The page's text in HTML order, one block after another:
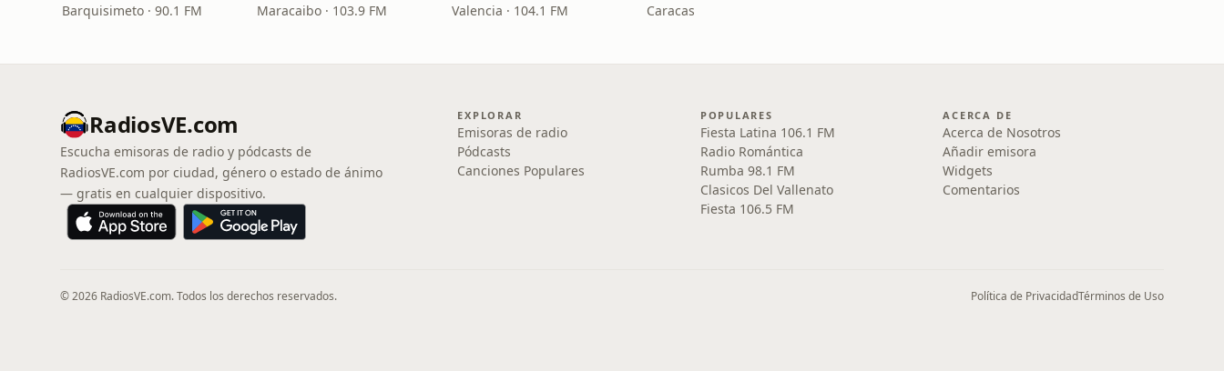
Barquisimeto · 90.1 FM Maracaibo · 103.9 FM Valencia · 104.1 FM Caracas
RadiosVE.com
Escucha emisoras de radio y pódcasts de
RadiosVE.com por ciudad, género o estado de ánimo
— gratis en cualquier dispositivo.
EXPLORAR
Emisoras de radio
Pódcasts
Canciones Populares
POPULARES
Fiesta Latina 106.1 FM
Radio Romántica
Rumba 98.1 FM
Clasicos Del Vallenato
Fiesta 106.5 FM
ACERCA DE
Acerca de Nosotros
Añadir emisora
Widgets
Comentarios
© 2026 RadiosVE.com. Todos los derechos reservados. Política de PrivacidadTérminos de Uso